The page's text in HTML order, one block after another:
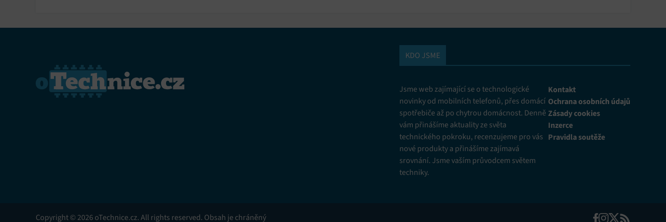
KDO JSME
Jsme web zajímající se o technologické
novinky od mobilních telefonů, přes domácí
spotřebiče až po chytrou domácnost. Denně
vám přinášíme aktuality ze světa
technického pokroku, recenzujeme pro vás
nové produkty a přinášíme zajímavá
srovnání. Jsme vaším průvodcem světem
techniky.
Kontakt
Ochrana osobních údajů
Zásady cookies
Inzerce
Pravidla soutěže
Copyright © 2026 oTechnice.cz. All rights reserved. Obsah je chráněný